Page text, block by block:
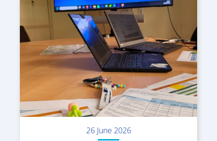
26 June 2026